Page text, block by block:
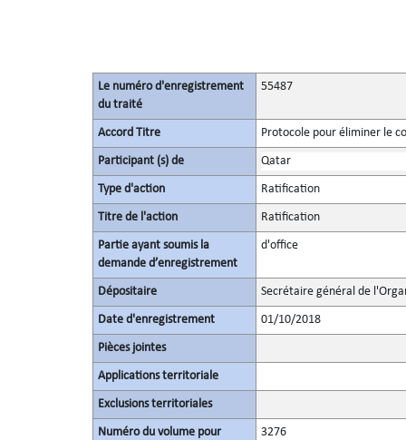
Le numéro d'enregistrement
du traité
55487
Accord Titre Protocole pour éliminer le
Participant (s) de Qatar
Type d'action Ratification
Titre de l'action Ratification
Partie ayant soumis la
demande d’enregistrement
d'office
Dépositaire Secrétaire général de
Date d'enregistrement 01/10/2018
Pièces jointes
Applications territoriale
Exclusions territoriales
Numéro du volume pour
3276